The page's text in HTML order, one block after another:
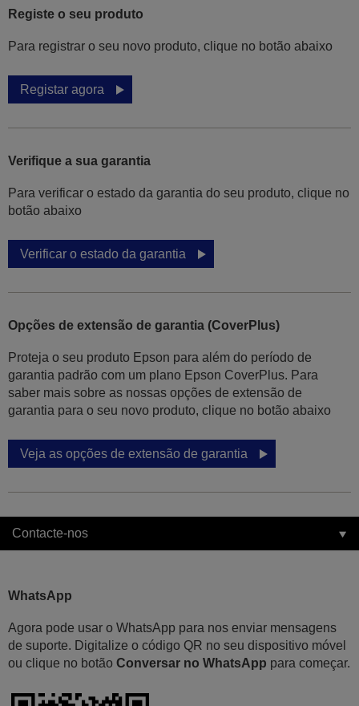
Registe o seu produto
Para registrar o seu novo produto, clique no botão abaixo
Registar agora
Verifique a sua garantia
Para verificar o estado da garantia do seu produto, clique no
botão abaixo
Verificar o estado da garantia
Opções de extensão de garantia (CoverPlus)
Proteja o seu produto Epson para além do período de
garantia padrão com um plano Epson CoverPlus. Para
saber mais sobre as nossas opções de extensão de
garantia para o seu novo produto, clique no botão abaixo
Veja as opções de extensão de garantia
Contacte-nos
WhatsApp
Agora pode usar o WhatsApp para nos enviar mensagens
de suporte. Digitalize o código QR no seu dispositivo móvel
ou clique no botão Conversar no WhatsApp para começar.